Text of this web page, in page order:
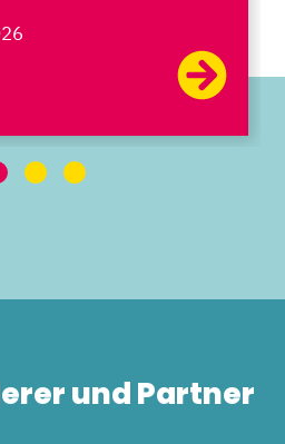
und Partner